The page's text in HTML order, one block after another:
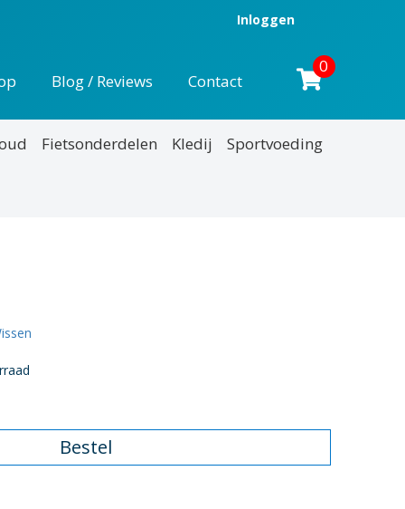
Inloggen
Blog / Reviews Contact
0
Fietsonderdelen Kledij Sportvoeding
Bestel